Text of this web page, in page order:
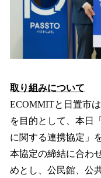
取り組みについて
ECOMMITと日置市
を目的として、本日
に関する連携協定」
本協定の締結に合わ
めとし、公民館、公